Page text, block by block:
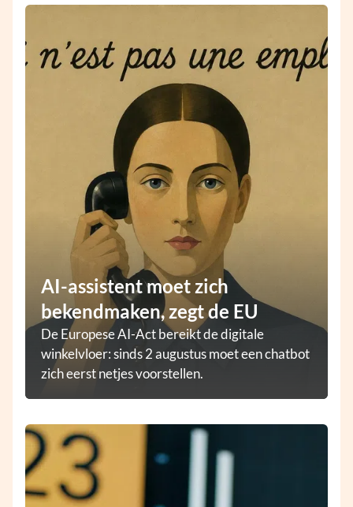
AI-assistent moet zich
bekendmaken, zegt de EU
De Europese AI-Act bereikt de digitale
winkelvloer: sinds 2 augustus moet een chatbot
zich eerst netjes voorstellen.